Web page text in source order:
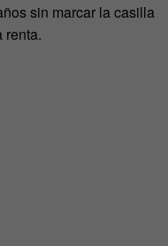
sin marcar la casilla
renta.